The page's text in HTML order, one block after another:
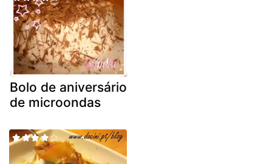
Bolo de aniversário
de microondas